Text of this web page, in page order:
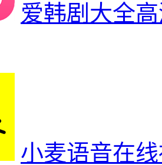
爱韩剧大全
小麦语音在